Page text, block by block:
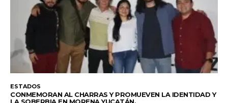
ESTADOS
CONMEMORAN AL CHARRAS Y PROMUEVEN LA IDENTIDAD Y
LA SOBERBIA EN MORENA YUCATÁN.